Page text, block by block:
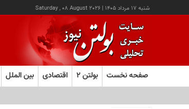
شنبه ۱۷ مرداد ۱۴۰۵ |
Saturday , 08 August 2026
صفحه نخست بولتن ۲ اقتصادی بین الملل